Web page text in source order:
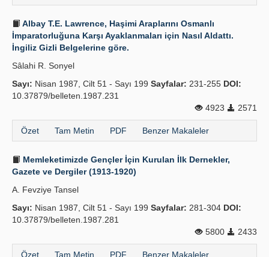
Albay T.E. Lawrence, Haşimi Araplarını Osmanlı
İmparatorluğuna Karşı Ayaklanmaları için Nasıl Aldattı.
İngiliz Gizli Belgelerine göre.
Sâlahi R. Sonyel
Sayı: Nisan 1987, Cilt 51 - Sayı 199 Sayfalar: 231-255 DOI:
10.37879/belleten.1987.231
4923
2571
Özet Tam Metin PDF Benzer Makaleler
Memleketimizde Gençler İçin Kurulan İlk Dernekler,
Gazete ve Dergiler (1913-1920)
A. Fevziye Tansel
Sayı: Nisan 1987, Cilt 51 - Sayı 199 Sayfalar: 281-304 DOI:
10.37879/belleten.1987.281
5800
2433
Özet Tam Metin PDF Benzer Makaleler